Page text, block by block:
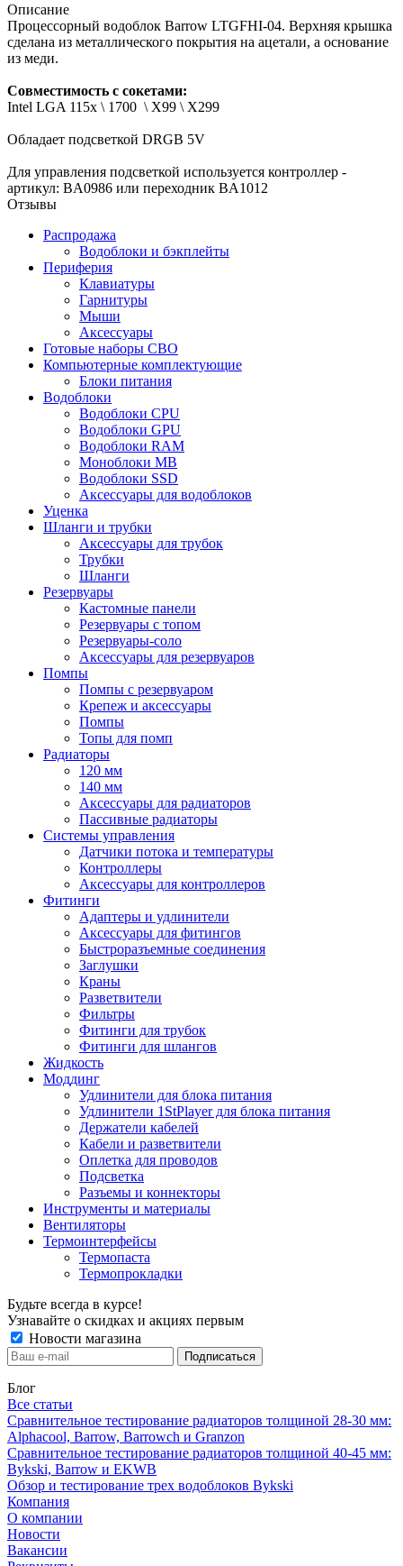
Описание
Процессорный водоблок Barrow LTGFHI-04. Верхняя крышка
сделана из металлического покрытия на ацетали, а основание
из меди.
Совместимость с сокетами:
Intel LGA 115x \ 1700 \ X99 \ X299
Обладает подсветкой DRGB 5V
Для управления подсветкой используется контроллер -
артикул: BA0986 или переходник BA1012
Отзывы
Распродажа
Водоблоки и бэкплейты
Периферия
Клавиатуры
Гарнитуры
Мыши
Аксессуары
Готовые наборы СВО
Компьютерные комплектующие
Блоки питания
Водоблоки
Водоблоки CPU
Водоблоки GPU
Водоблоки RAM
Моноблоки MB
Водоблоки SSD
Аксессуары для водоблоков
Уценка
Шланги и трубки
Аксессуары для трубок
Трубки
Шланги
Резервуары
Кастомные панели
Резервуары с топом
Резервуары-соло
Аксессуары для резервуаров
Помпы
Помпы с резервуаром
Крепеж и аксессуары
Помпы
Топы для помп
Радиаторы
120 мм
140 мм
Аксессуары для радиаторов
Пассивные радиаторы
Системы управления
Датчики потока и температуры
Контроллеры
Аксессуары для контроллеров
Фитинги
Адаптеры и удлинители
Аксессуары для фитингов
Быстроразъемные соединения
Заглушки
Краны
Разветвители
Фильтры
Фитинги для трубок
Фитинги для шлангов
Жидкость
Моддинг
Удлинители для блока питания
Удлинители 1StPlayer для блока питания
Держатели кабелей
Кабели и разветвители
Оплетка для проводов
Подсветка
Разъемы и коннекторы
Инструменты и материалы
Вентиляторы
Термоинтерфейсы
Термопаста
Термопрокладки
Будьте всегда в курсе!
Узнавайте о скидках и акциях первым
Новости магазина
Блог
Все статьи
Сравнительное тестирование радиаторов толщиной 28-30 мм:
Alphacool, Barrow, Barrowch и Granzon
Сравнительное тестирование радиаторов толщиной 40-45 мм:
Bykski, Barrow и EKWB
Обзор и тестирование трех водоблоков Bykski
Компания
О компании
Новости
Вакансии